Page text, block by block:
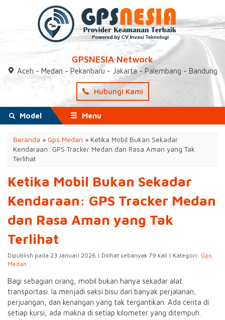
GPSNESIA Network
Aceh - Medan - Pekanbaru - Jakarta - Palembang - Bandung
Hubungi Kami
Model Menu
Beranda » Gps Medan » Ketika Mobil Bukan Sekadar
Kendaraan: GPS Tracker Medan dan Rasa Aman yang Tak
Terlihat
Ketika Mobil Bukan Sekadar
Kendaraan: GPS Tracker Medan
dan Rasa Aman yang Tak
Terlihat
Dipublish pada 23 Januari 2026 | Dilihat sebanyak 79 kali | Kategori: Gps
Medan
Bagi sebagian orang, mobil bukan hanya sekadar alat
transportasi. Ia menjadi saksi bisu dari banyak perjalanan,
perjuangan, dan kenangan yang tak tergantikan. Ada cerita di
setiap kursi, ada makna di setiap kilometer yang ditempuh.